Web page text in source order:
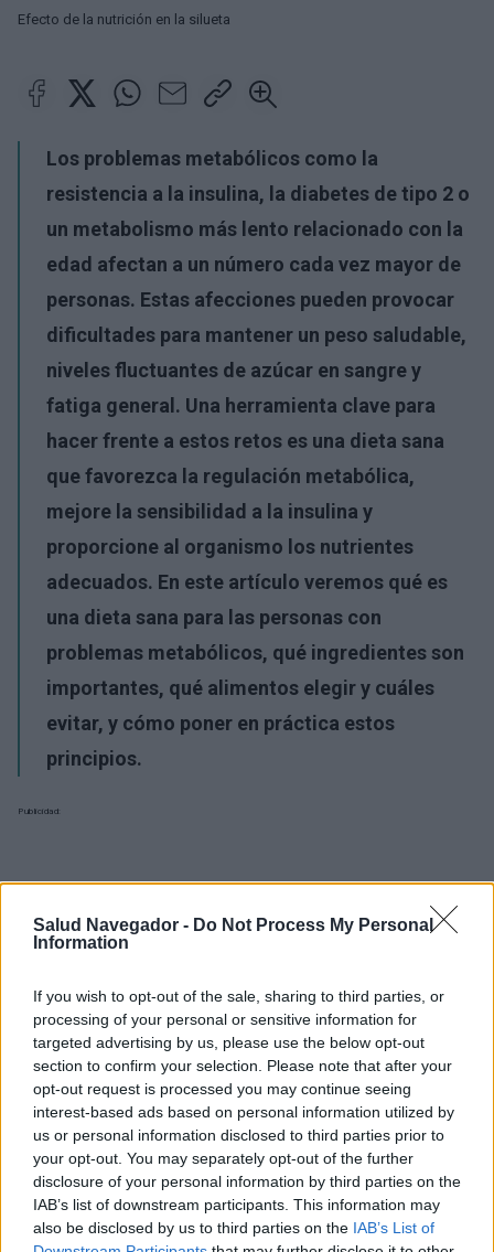
Salud Navegador - Do Not Process My Personal
Information
If you wish to opt-out of the sale, sharing to third parties, or
processing of your personal or sensitive information for
targeted advertising by us, please use the below opt-out
section to confirm your selection. Please note that after your
opt-out request is processed you may continue seeing
interest-based ads based on personal information utilized by
us or personal information disclosed to third parties prior to
your opt-out. You may separately opt-out of the further
disclosure of your personal information by third parties on the
IAB’s list of downstream participants. This information may
also be disclosed by us to third parties on the IAB’s List of
Efecto de la nutrición en la silueta
Los problemas metabólicos como la
resistencia a la insulina, la diabetes de tipo 2 o
un metabolismo más lento relacionado con la
edad afectan a un número cada vez mayor de
personas. Estas afecciones pueden provocar
dificultades para mantener un peso saludable,
niveles fluctuantes de azúcar en sangre y
fatiga general. Una herramienta clave para
hacer frente a estos retos es una dieta sana
que favorezca la regulación metabólica,
mejore la sensibilidad a la insulina y
proporcione al organismo los nutrientes
adecuados. En este artículo veremos qué es
una dieta sana para las personas con
problemas metabólicos, qué ingredientes son
importantes, qué alimentos elegir y cuáles
evitar, y cómo poner en práctica estos
principios.
Publicidad:
¿Interesante? ¡Compártelo en Facebook!